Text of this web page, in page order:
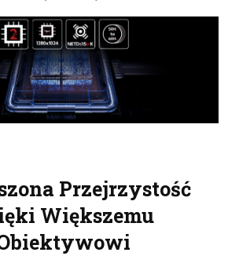
Przejrzystość
Większemu